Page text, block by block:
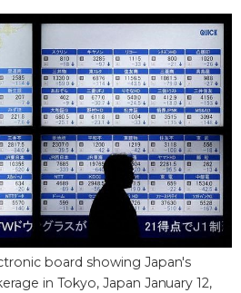
official SNS
board showing Japan's
in Tokyo, Japan January 12,